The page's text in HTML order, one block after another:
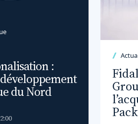
:
du Nord